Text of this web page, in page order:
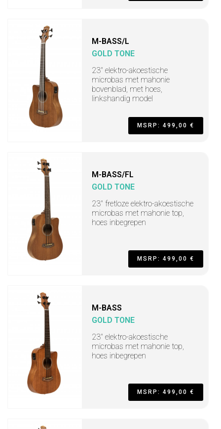
M-BASS/L
GOLD TONE
23" elektro-akoestische
microbas met mahonie
bovenblad, met hoes,
linkshandig model
MSRP: 499,00 €
M-BASS/FL
GOLD TONE
23" fretloze elektro-akoestische
microbas met mahonie top,
hoes inbegrepen
MSRP: 499,00 €
M-BASS
GOLD TONE
23" elektro-akoestische
microbas met mahonie top,
hoes inbegrepen
MSRP: 499,00 €